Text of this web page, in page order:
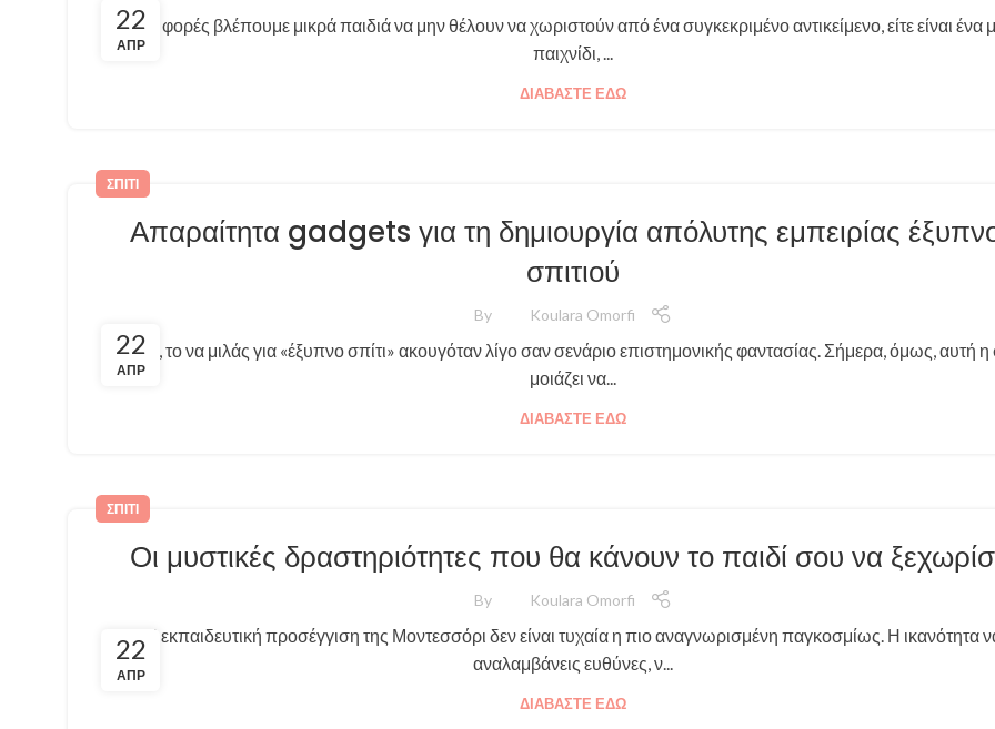
22
ΑΠΡ
Πολλές φορές βλέπουμε μικρά παιδιά να μην θέλουν να χωριστούν από ένα συγκεκριμένο αντικείμενο, είτε είναι ένα
παιχνίδι, ...
ΔΙΑΒΆΣΤΕ ΕΔΏ
22
ΑΠΡ
ΣΠΊΤΙ
Απαραίτητα gadgets για τη δημιουργία απόλυτης εμπειρίας
σπιτιού
By Koulara Omorfi
Κάποτε, το να μιλάς για «έξυπνο σπίτι» ακουγόταν λίγο σαν σενάριο επιστημονικής φαντασίας. Σήμερα, όμως, αυτή
μοιάζει να...
ΔΙΑΒΆΣΤΕ ΕΔΏ
22
ΑΠΡ
ΣΠΊΤΙ
Οι μυστικές δραστηριότητες που θα κάνουν το παιδί σου να
By Koulara Omorfi
Η εκπαιδευτική προσέγγιση της Μοντεσσόρι δεν είναι τυχαία η πιο αναγνωρισμένη παγκοσμίως. Η ικανότητα
αναλαμβάνεις ευθύνες, ν...
ΔΙΑΒΆΣΤΕ ΕΔΏ